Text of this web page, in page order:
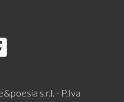
s.r.l. - P.Iva